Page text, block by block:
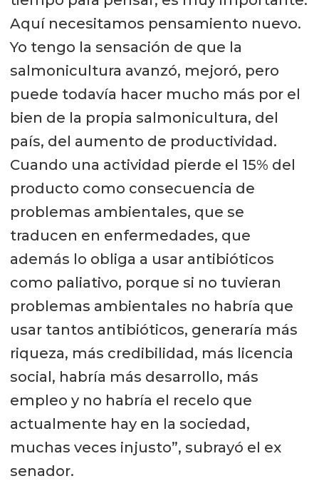
Aquí necesitamos pensamiento nuevo.
Yo tengo la sensación de que la
salmonicultura avanzó, mejoró, pero
puede todavía hacer mucho más por el
bien de la propia salmonicultura, del
país, del aumento de productividad.
Cuando una actividad pierde el 15% del
producto como consecuencia de
problemas ambientales, que se
traducen en enfermedades, que
además lo obliga a usar antibióticos
como paliativo, porque si no tuvieran
problemas ambientales no habría que
usar tantos antibióticos, generaría más
riqueza, más credibilidad, más licencia
social, habría más desarrollo, más
empleo y no habría el recelo que
actualmente hay en la sociedad,
muchas veces injusto”, subrayó el ex
senador.